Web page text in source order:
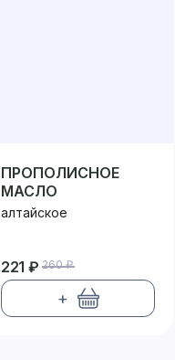
ПРОПОЛИСНОЕ
МАСЛО
алтайское
260 ₽
221 ₽
+